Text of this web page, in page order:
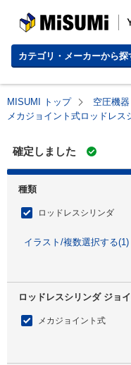
MISUMI | Your Time, Our
カテゴリ・メーカーから探
MISUMI トップ 空圧機器
メカジョイント式ロッドレ
確定しました
種類
ロッドレスシリンダ
イラスト/複数選択する(1)
ロッドレスシリンダ ジョ
メカジョイント式